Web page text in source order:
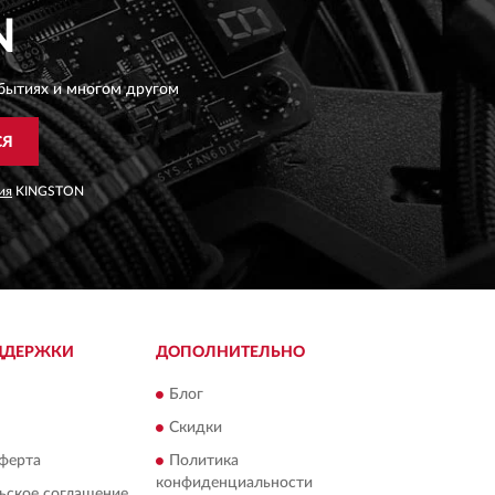
и многом другом
KINGSTON
ДОПОЛНИТЕЛЬНО
Блог
Скидки
Политика
конфиденциальности